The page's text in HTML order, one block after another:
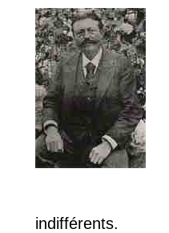
indifférents.